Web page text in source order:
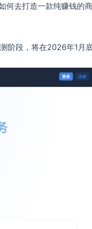
何去打造一款纯赚钱的
阶段，将在2026年1月